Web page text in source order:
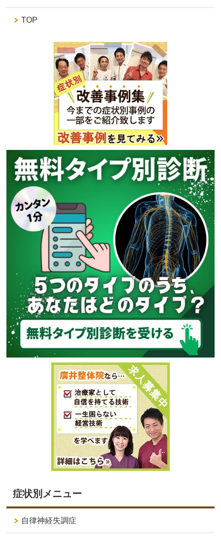
TOP
症状別メニュー
自律神経失調症